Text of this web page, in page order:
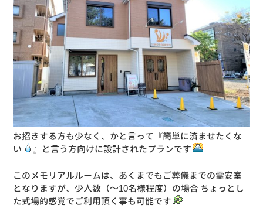
お招きする方も少なく、かと言って『簡単に済ませたくな
い
』と言う方向けに設計されたプランです
このメモリアルルームは、あくまでもご葬儀までの霊安室
となりますが、少人数（～10名様程度）の場合 ちょっとし
た式場的感覚でご利用頂く事も可能です